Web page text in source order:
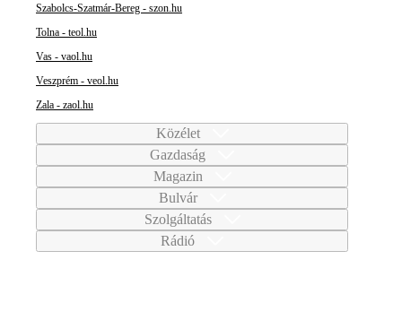
Szabolcs-Szatmár-Bereg - szon.hu
Tolna - teol.hu
Vas - vaol.hu
Veszprém - veol.hu
Zala - zaol.hu
Közélet
Gazdaság
Magazin
Bulvár
Szolgáltatás
Rádió